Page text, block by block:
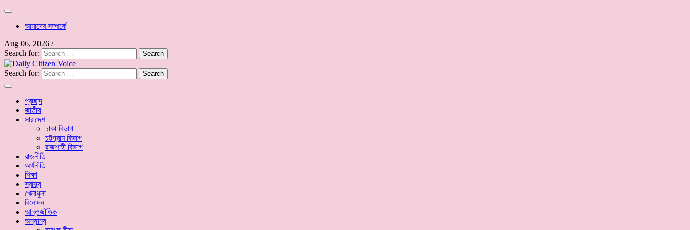
আমাদের সম্পর্কে
Aug 06, 2026 /
Search for:
Search for:
প্রচ্ছদ
জাতীয়
সারাদেশ
ঢাকা বিভাগ
চট্টগ্রাম বিভাগ
রাজশাহী বিভাগ
রাজনীতি
অর্থনীতি
শিক্ষা
স্বাস্থ্য
খেলাধুলা
বিনোদন
আন্তর্জাতিক
অন্যান্য